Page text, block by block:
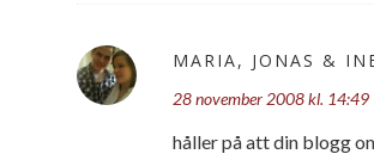
MARIA, JONAS &
28 november 2008 kl. 14:49
håller på att din blogg